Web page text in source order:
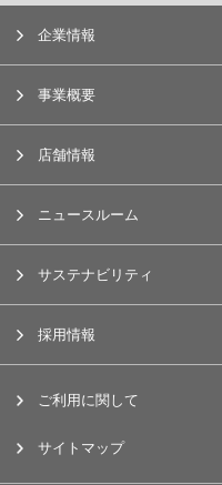
企業情報
事業概要
店舗情報
ニュースルーム
サステナビリティ
採用情報
ご利用に関して
サイトマップ